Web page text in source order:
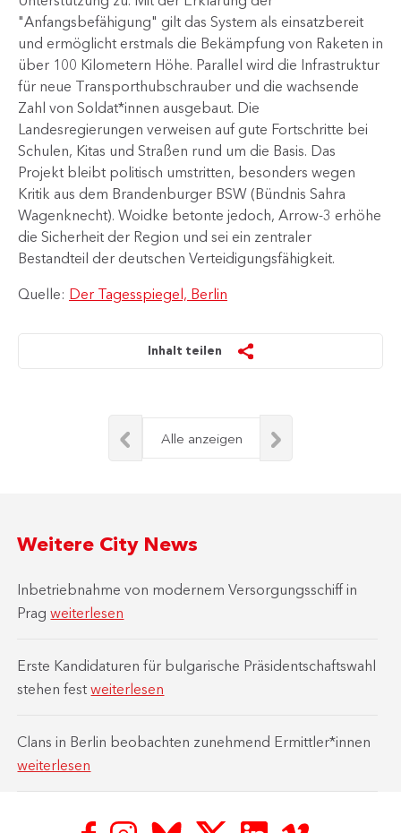
"Anfangsbefähigung" gilt das System als einsatzbereit
und ermöglicht erstmals die Bekämpfung von Raketen in
über 100 Kilometern Höhe. Parallel wird die Infrastruktur
für neue Transporthubschrauber und die wachsende
Zahl von Soldat*innen ausgebaut. Die
Landesregierungen verweisen auf gute Fortschritte bei
Schulen, Kitas und Straßen rund um die Basis. Das
Projekt bleibt politisch umstritten, besonders wegen
Kritik aus dem Brandenburger BSW (Bündnis Sahra
Wagenknecht). Woidke betonte jedoch, Arrow-3 erhöhe
die Sicherheit der Region und sei ein zentraler
Bestandteil der deutschen Verteidigungsfähigkeit.​
Quelle: Der Tagesspiegel, Berlin
Inhalt teilen
Alle anzeigen
Weitere City News
Inbetriebnahme von modernem Versorgungsschiff in
Pragweiterlesen
Erste Kandidaturen für bulgarische Präsidentschaftswahl
stehen festweiterlesen
Clans in Berlin beobachten zunehmend Ermittler*innen
weiterlesen